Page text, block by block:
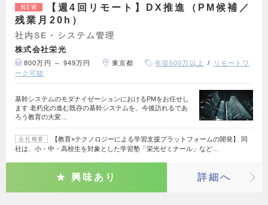
NEW
【週4回リモート】DX推進（PM候補／
残業月20h）
社内SE・システム管理
株式会社栄光
800万円 ～ 949万円 東京都 年収600万以上
リモートワ
ーク可能
基幹システムのモダナイゼーションにおけるPMをお任せし
ます 老朽化の進む既存の基幹システムを、今後訪れるであ
ろう教育の大変…
会社概要
【教育×テクノロジーによる学習支援プラットフォームの開発】 同
社は、小・中・高校生を対象とした学習塾「栄光ゼミナール」など…
興味あり 詳細へ